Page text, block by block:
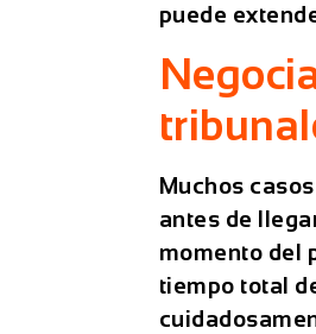
puede
Muchos
antes de
momento del
tiempo total